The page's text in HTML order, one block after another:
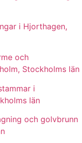
i Hjorthagen,
och
Stockholms län
i
län
och golvbrunn